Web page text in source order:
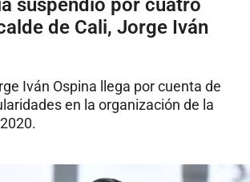
suspendió por cuatro
de Cali, Jorge Iván
Iván Ospina llega por cuenta de
en la organización de la